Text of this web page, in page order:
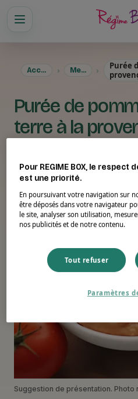
Accueil Menus
Purée
Purée de
terre à la
Suggestion de présentation. Photo
Pour REGIME BOX, le respect
est une priorité.
En poursuivant votre navigation sur
être déposés dans votre navigateur
le site, analyser son utilisation,
nos publicités et de notre contenu.
Tout refuser
Paramètres